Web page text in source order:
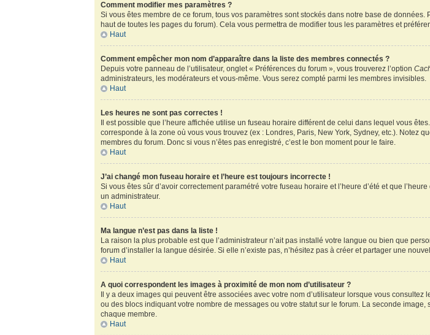
Comment modifier mes paramètres ?
Si vous êtes membre de ce forum, tous vos paramètres sont stockés dans notre base de
haut de toutes les pages du forum). Cela vous permettra de modifier tous les paramètres et
Haut
Comment empêcher mon nom d’apparaître dans la liste des membres connectés ?
Depuis votre panneau de l’utilisateur, onglet « Préférences du forum », vous trouverez l’option
administrateurs, les modérateurs et vous-même. Vous serez compté parmi les membres invisibles.
Haut
Les heures ne sont pas correctes !
Il est possible que l’heure affichée utilise un fuseau horaire différent de celui dans lequel vous
corresponde à la zone où vous vous trouvez (ex : Londres, Paris, New York, Sydney, etc.). Notez
membres du forum. Donc si vous n’êtes pas enregistré, c’est le bon moment pour le faire.
Haut
J’ai changé mon fuseau horaire et l’heure est toujours incorrecte !
Si vous êtes sûr d’avoir correctement paramétré votre fuseau horaire et l’heure d’été et que
un administrateur.
Haut
Ma langue n’est pas dans la liste !
La raison la plus probable est que l’administrateur n’ait pas installé votre langue ou bien que
forum d’installer la langue désirée. Si elle n’existe pas, n’hésitez pas à créer et partager une
Haut
A quoi correspondent les images à proximité de mon nom d’utilisateur ?
Il y a deux images qui peuvent être associées avec votre nom d’utilisateur lorsque vous
ou des blocs indiquant votre nombre de messages ou votre statut sur le forum. La seconde
chaque membre.
Haut